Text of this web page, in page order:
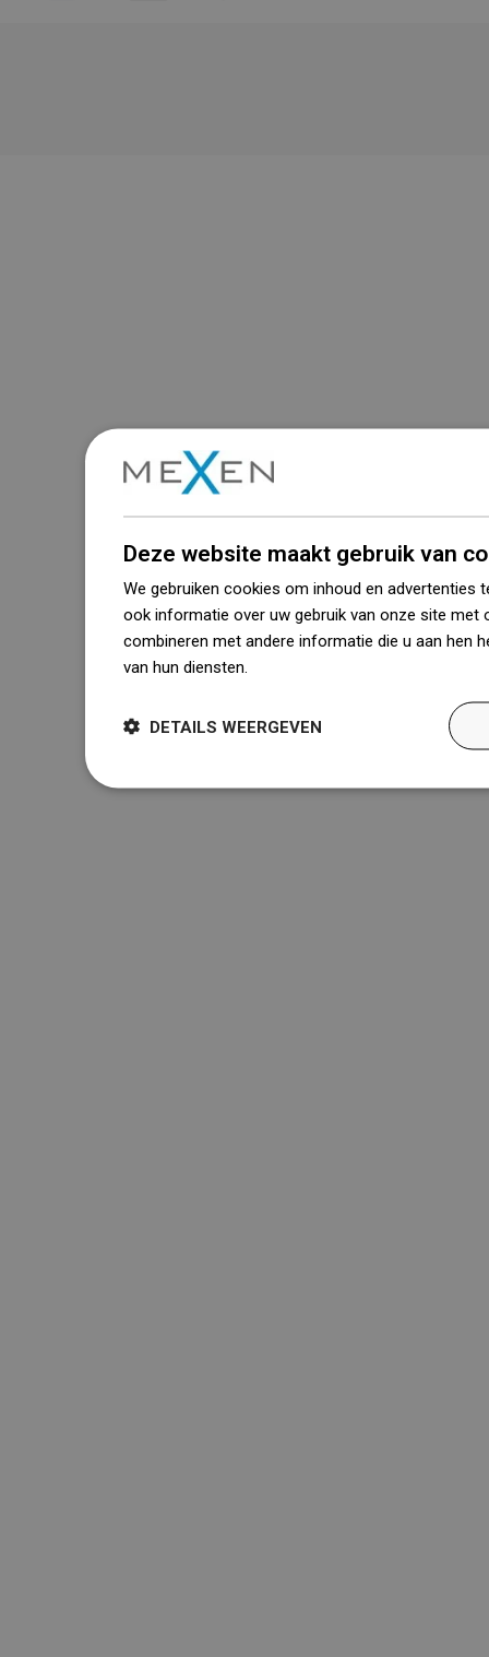
Deze website maakt gebruik van
We gebruiken cookies om inhoud en advertenties
ook informatie over uw gebruik van onze site met
combineren met andere informatie die u aan hen
van hun diensten.
DETAILS WEERGEVEN